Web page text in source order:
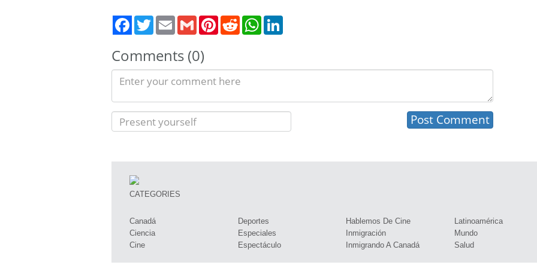
TwitterEmail Gmail PinterestRedditWhatsApp
Comments (0)
CATEGORIES
Canadá
Ciencia
Cine
Deportes
Especiales
Espectáculo
Hablemos De Cine
Inmigración
Inmigrando A Canadá
Latinoamérica
Mundo
Salud